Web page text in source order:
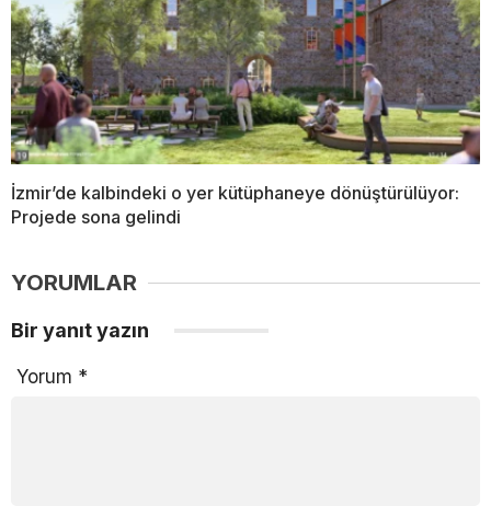
İzmir’de kalbindeki o yer kütüphaneye dönüştürülüyor:
Projede sona gelindi
YORUMLAR
Bir yanıt yazın
Yorum *